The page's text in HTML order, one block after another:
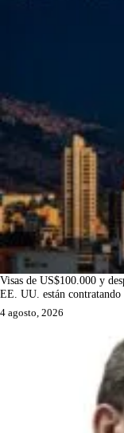
Visas de US$100.000 y
EE. UU. están
4 agosto, 2026